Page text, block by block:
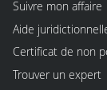
Suivre mon affaire
Aide
Certificat de non
Trouver un expert